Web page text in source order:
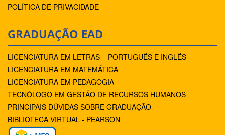
POLÍTICA DE PRIVACIDADE
GRADUAÇÃO EAD
LICENCIATURA EM LETRAS – PORTUGUÊS E INGLÊS
LICENCIATURA EM MATEMÁTICA
LICENCIATURA EM PEDAGOGIA
TECNÓLOGO EM GESTÃO DE RECURSOS HUMANOS
PRINCIPAIS DÚVIDAS SOBRE GRADUAÇÃO
BIBLIOTECA VIRTUAL - PEARSON